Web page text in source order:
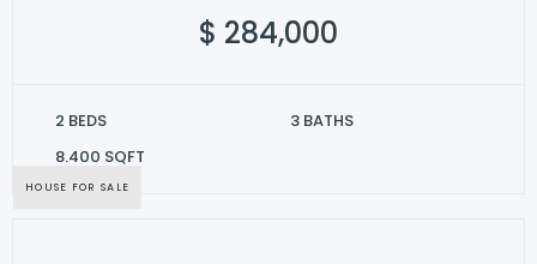
$ 284,000
2 BEDS
3 BATHS
8.400 SQFT
HOUSE FOR SALE